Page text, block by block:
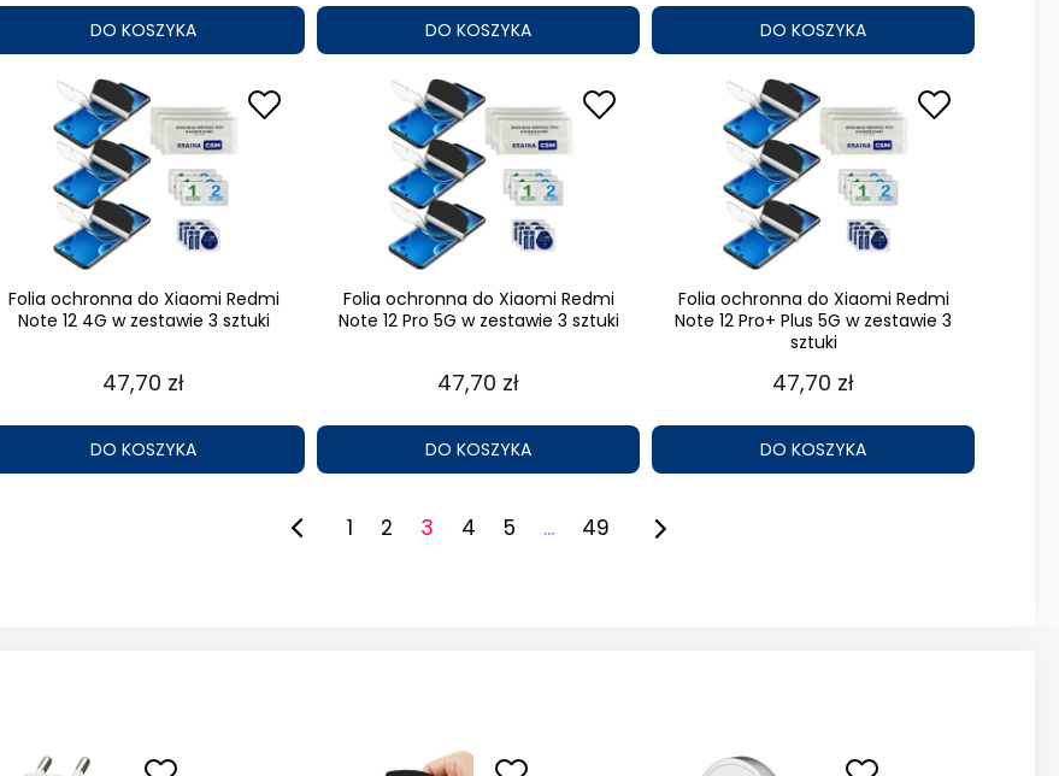
DO KOSZYKA DO KOSZYKA DO KOSZYKA
Folia ochronna do Xiaomi Redmi
Note 12 4G w zestawie 3 sztuki
47,70 zł
DO KOSZYKA
Folia ochronna do Xiaomi Redmi
Note 12 Pro 5G w zestawie 3 sztuki
47,70 zł
DO KOSZYKA
Folia ochronna do Xiaomi Redmi
Note 12 Pro+ Plus 5G w zestawie 3
sztuki
47,70 zł
DO KOSZYKA
1 2 3 4 5 ... 49